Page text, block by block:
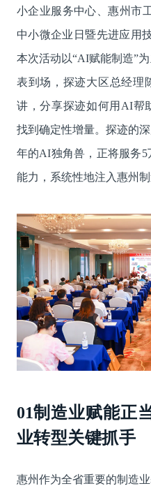
小企业服务中心、惠州市
中小微企业日暨先进应用
本次活动以“AI赋能制造”
表到场，探迹大区总经理
讲，分享探迹如何用AI帮
找到确定性增量。探迹的
年的AI独角兽，正将服务
能力，系统性地注入惠州制
01制造业赋能正
业转型关键抓手
惠州作为全省重要的制造